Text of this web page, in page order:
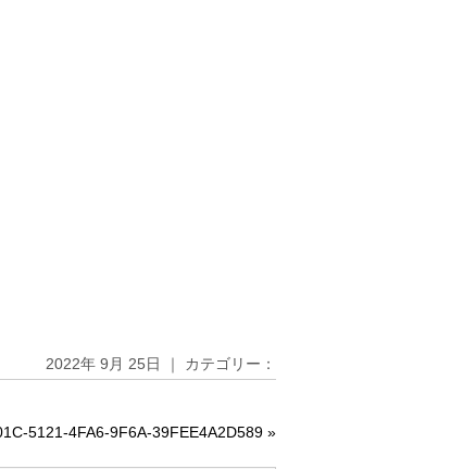
2022年 9月 25日 ｜ カテゴリー：
5121-4FA6-9F6A-39FEE4A2D589 »